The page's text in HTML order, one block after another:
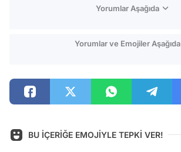
Yorumlar Aşağıda
Yorumlar ve Emojiler Aşağıda
BU İÇERİĞE EMOJİYLE TEPKİ VER!